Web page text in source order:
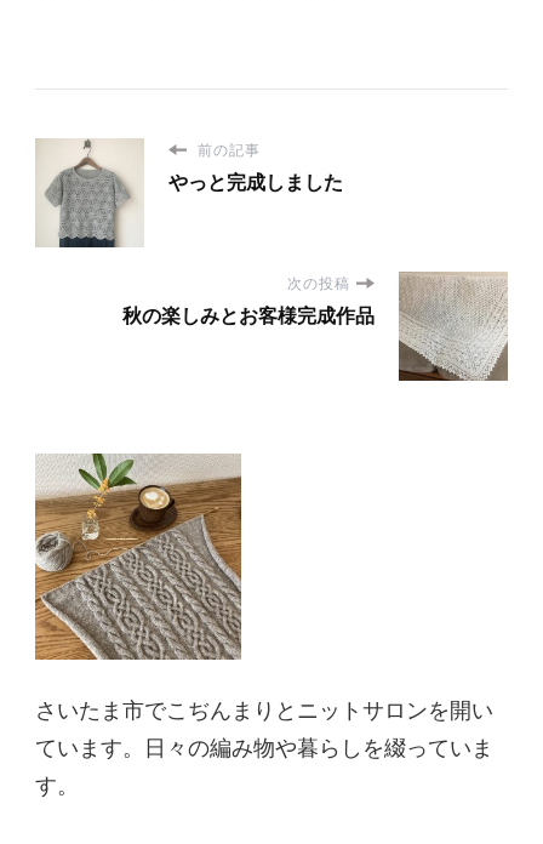
前の記事
やっと完成しました
次の投稿
秋の楽しみとお客様完成作品
さいたま市でこぢんまりとニットサロンを開い
ています。日々の編み物や暮らしを綴っていま
す。